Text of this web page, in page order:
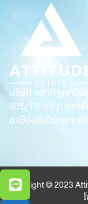
บริษัท แอททิจูดคลินิ
935/17-19 ถ.พหล
อ.เมืองเชียงราย จ.เ
Copyright © 2023